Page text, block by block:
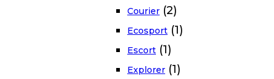
Courier (2)
Ecosport (1)
Escort (1)
Explorer (1)